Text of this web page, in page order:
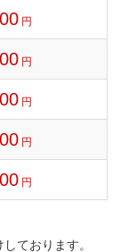
円
円
円
円
円
ております。